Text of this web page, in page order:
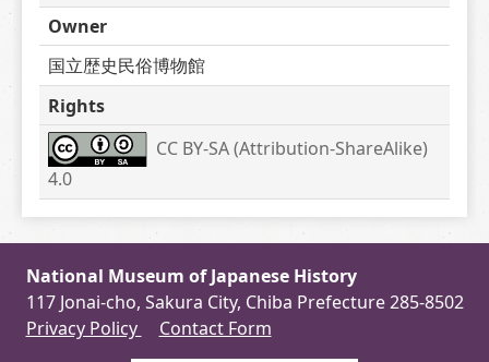
Owner
国立歴史民俗博物館
Rights
CC BY-SA (Attribution-ShareAlike)
4.0
National Museum of Japanese History
117 Jonai-cho, Sakura City, Chiba Prefecture 285-8502
Privacy Policy
Contact Form